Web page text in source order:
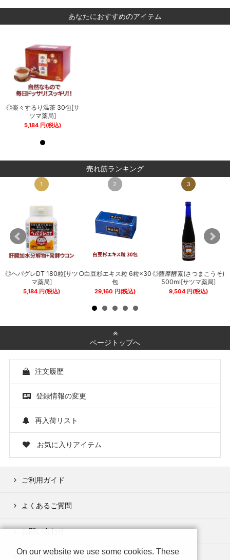
あなたにおすすめのアイテム
◎楽々するり温茶 30包[サ
ツマ薬局]
5,184 円 (税込)
売れ筋ランキング
1
◎ヘパグレDT 180粒[サツ
マ薬局]
5,184円(税込)
2
○白豆杉エキス粒 6粒×30
包
29,160 円(税込)
3
◎薩摩酵素(さつまこうそ)
500ml[サツマ薬局]
9,504 円(税込)
ページトップへ
注文履歴
登録情報の変更
再入荷リスト
お気に入りアイテム
ご利用ガイド
よくあるご質問
お問い合わせ
プライバシーポリシー
On our website we use some cookies. These